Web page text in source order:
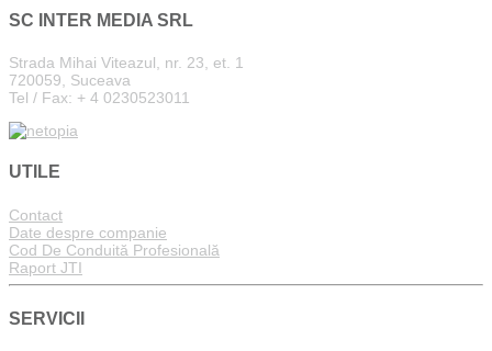
SC INTER MEDIA SRL
Strada Mihai Viteazul, nr. 23, et. 1
720059, Suceava
Tel / Fax: + 4 0230523011
UTILE
Contact
Date despre companie
Cod De Conduită Profesională
Raport JTI
SERVICII